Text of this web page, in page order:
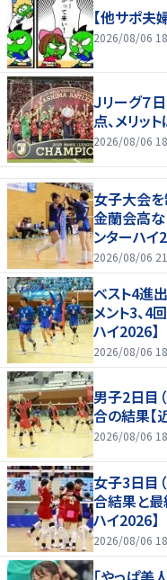
【他サポ
2026/08/06
Ｊリーグ
点、メリッ
2026/08/06
女子大会
金蘭会高な
ンターハイ
2026/08/06
ベスト4進
メント3、4
ハイ2026】
2026/08/06
男子2日目
合の結果【
2026/08/06
女子3日目
合結果と最
ハイ2026】
2026/08/06